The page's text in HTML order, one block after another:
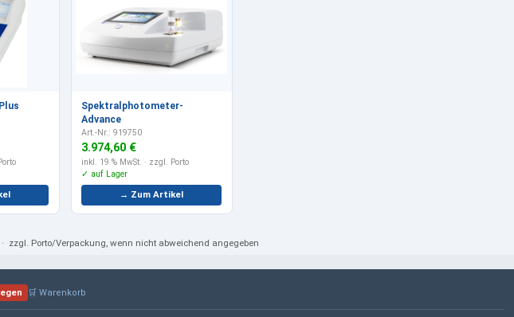
Spektralphotometer-
Advance
Art.-Nr.: 919750
3.974,60 €
inkl. 19 % MwSt. · zzgl. Porto
✓ auf Lager
→ Zum Artikel
zzgl. Porto/Verpackung, wenn nicht abweichend angegeben
🛒 Warenkorb